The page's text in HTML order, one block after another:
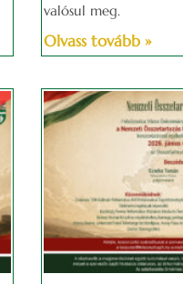
valósul meg.
Olvass tovább »